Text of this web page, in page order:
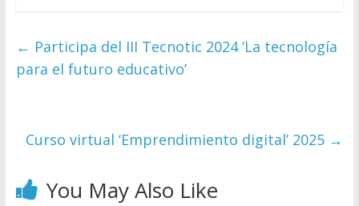
← Participa del III Tecnotic 2024 ‘La tecnología
para el futuro educativo’
Curso virtual ‘Emprendimiento digital’ 2025 →
You May Also Like